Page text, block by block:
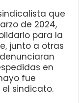
que
de 2024,
para la
junto a otras
en
fue
sindicato.